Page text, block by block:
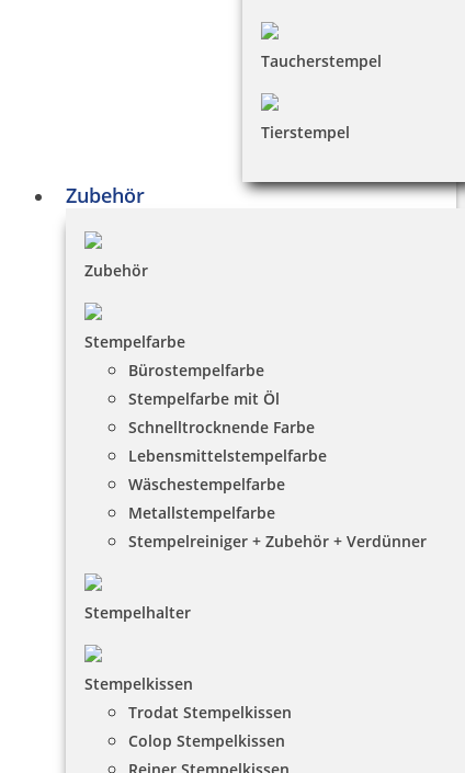
Taucherstempel
Tierstempel
Zubehör
Zubehör
Stempelfarbe
Bürostempelfarbe
Stempelfarbe mit Öl
Schnelltrocknende Farbe
Lebensmittelstempelfarbe
Wäschestempelfarbe
Metallstempelfarbe
Stempelreiniger + Zubehör + Verdünner
Stempelhalter
Stempelkissen
Trodat Stempelkissen
Colop Stempelkissen